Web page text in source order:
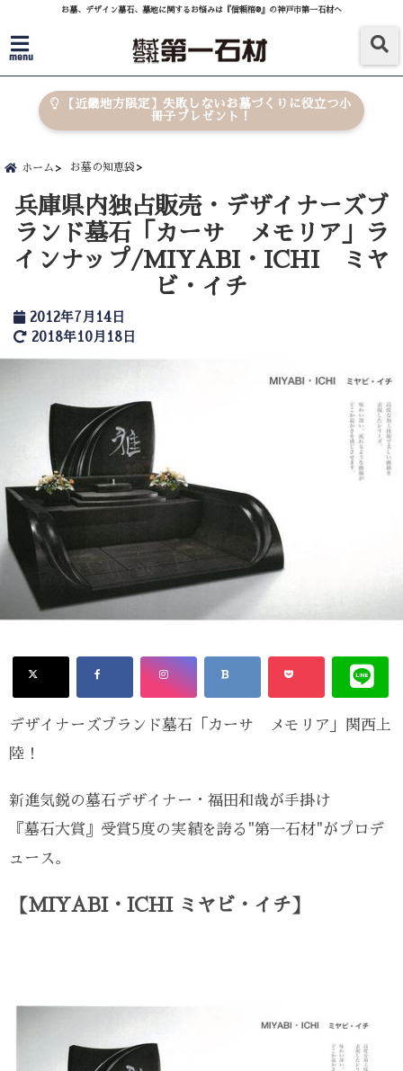
お墓、デザイン墓石、墓地に関するお悩みは『信頼棺®』の神戸市第一石材へ
menu
【近畿地方限定】失敗しないお墓づくりに役立つ小
冊子プレゼント！
ホーム お墓の知恵袋
兵庫県内独占販売・デザイナーズブ
ランド墓石「カーサ メモリア」ラ
インナップ/MIYABI・ICHI ミヤ
ビ・イチ
2012年7月14日
2018年10月18日
デザイナーズブランド墓石「カーサ メモリア」関西上
陸！
新進気鋭の墓石デザイナー・福田和哉が手掛け
『墓石大賞』受賞5度の実績を誇る"第一石材"がプロデ
ュース。
【MIYABI・ICHI ミヤビ・イチ】